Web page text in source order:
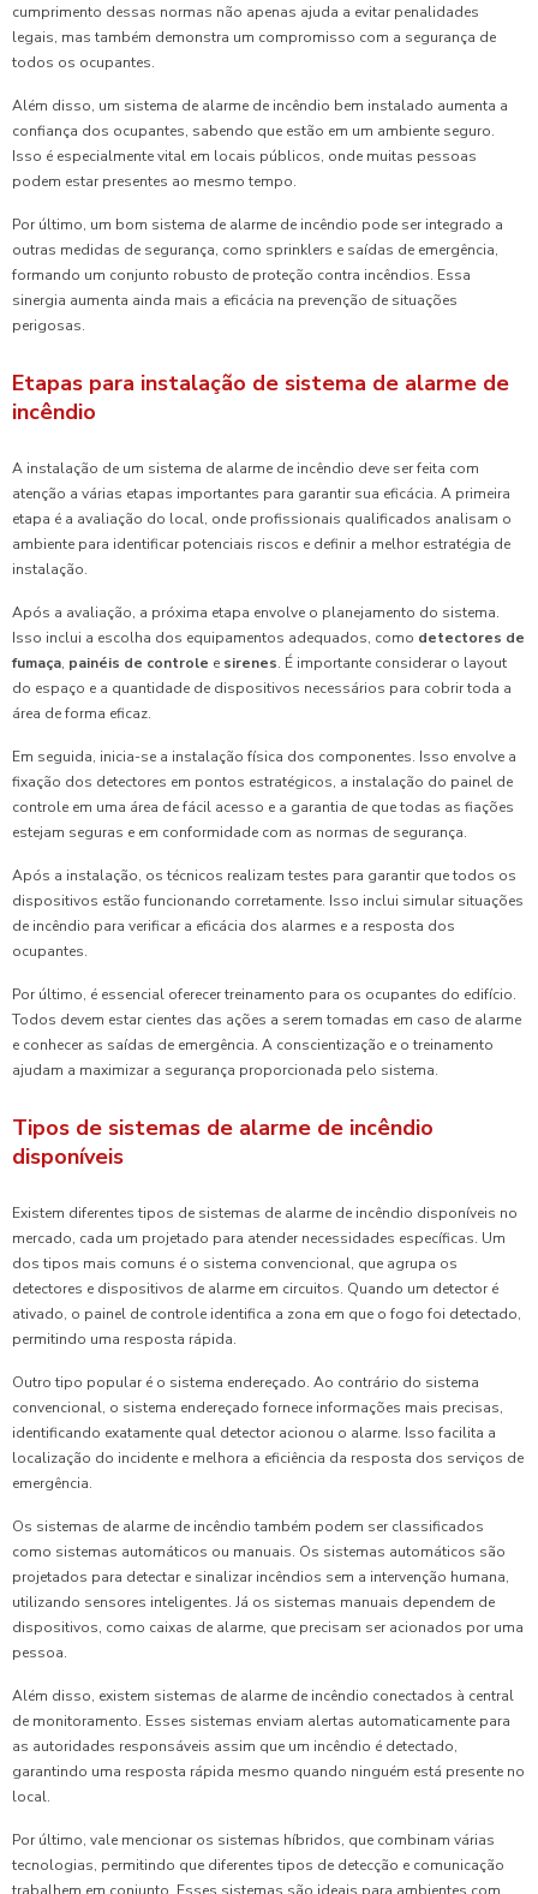
cumprimento dessas normas não apenas ajuda a evitar penalidades
legais, mas também demonstra um compromisso com a segurança de
todos os ocupantes.
Além disso, um sistema de alarme de incêndio bem instalado aumenta a
confiança dos ocupantes, sabendo que estão em um ambiente seguro.
Isso é especialmente vital em locais públicos, onde muitas pessoas
podem estar presentes ao mesmo tempo.
Por último, um bom sistema de alarme de incêndio pode ser integrado a
outras medidas de segurança, como sprinklers e saídas de emergência,
formando um conjunto robusto de proteção contra incêndios. Essa
sinergia aumenta ainda mais a eficácia na prevenção de situações
perigosas.
Etapas para instalação de sistema de alarme de
incêndio
A instalação de um sistema de alarme de incêndio deve ser feita com
atenção a várias etapas importantes para garantir sua eficácia. A primeira
etapa é a avaliação do local, onde profissionais qualificados analisam o
ambiente para identificar potenciais riscos e definir a melhor estratégia de
instalação.
Após a avaliação, a próxima etapa envolve o planejamento do sistema.
Isso inclui a escolha dos equipamentos adequados, como detectores de
fumaça, painéis de controle e sirenes. É importante considerar o layout
do espaço e a quantidade de dispositivos necessários para cobrir toda a
área de forma eficaz.
Em seguida, inicia-se a instalação física dos componentes. Isso envolve a
fixação dos detectores em pontos estratégicos, a instalação do painel de
controle em uma área de fácil acesso e a garantia de que todas as fiações
estejam seguras e em conformidade com as normas de segurança.
Após a instalação, os técnicos realizam testes para garantir que todos os
dispositivos estão funcionando corretamente. Isso inclui simular situações
de incêndio para verificar a eficácia dos alarmes e a resposta dos
ocupantes.
Por último, é essencial oferecer treinamento para os ocupantes do edifício.
Todos devem estar cientes das ações a serem tomadas em caso de alarme
e conhecer as saídas de emergência. A conscientização e o treinamento
ajudam a maximizar a segurança proporcionada pelo sistema.
Tipos de sistemas de alarme de incêndio
disponíveis
Existem diferentes tipos de sistemas de alarme de incêndio disponíveis no
mercado, cada um projetado para atender necessidades específicas. Um
dos tipos mais comuns é o sistema convencional, que agrupa os
detectores e dispositivos de alarme em circuitos. Quando um detector é
ativado, o painel de controle identifica a zona em que o fogo foi detectado,
permitindo uma resposta rápida.
Outro tipo popular é o sistema endereçado. Ao contrário do sistema
convencional, o sistema endereçado fornece informações mais precisas,
identificando exatamente qual detector acionou o alarme. Isso facilita a
localização do incidente e melhora a eficiência da resposta dos serviços de
emergência.
Os sistemas de alarme de incêndio também podem ser classificados
como sistemas automáticos ou manuais. Os sistemas automáticos são
projetados para detectar e sinalizar incêndios sem a intervenção humana,
utilizando sensores inteligentes. Já os sistemas manuais dependem de
dispositivos, como caixas de alarme, que precisam ser acionados por uma
pessoa.
Além disso, existem sistemas de alarme de incêndio conectados à central
de monitoramento. Esses sistemas enviam alertas automaticamente para
as autoridades responsáveis assim que um incêndio é detectado,
garantindo uma resposta rápida mesmo quando ninguém está presente no
local.
Por último, vale mencionar os sistemas híbridos, que combinam várias
tecnologias, permitindo que diferentes tipos de detecção e comunicação